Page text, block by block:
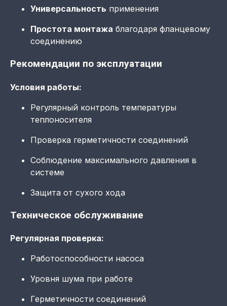
Универсальность применения
Простота монтажа благодаря фланцевому
соединению
Рекомендации по эксплуатации
Условия работы:
Регулярный контроль температуры
теплоносителя
Проверка герметичности соединений
Соблюдение максимального давления в
системе
Защита от сухого хода
Техническое обслуживание
Регулярная проверка:
Работоспособности насоса
Уровня шума при работе
Герметичности соединений